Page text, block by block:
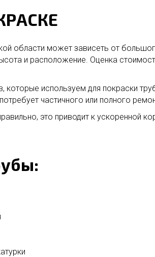
области может зависеть от
и расположение. Оценка
используем для покраски
частичного или полного
это приводит к ускоренной